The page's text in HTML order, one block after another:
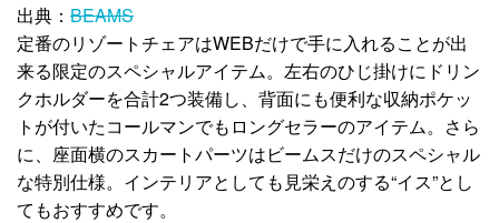
出典： BEAMS
定番のリゾートチェアはWEBだけで手に入れることが出
来る限定のスペシャルアイテム。左右のひじ掛けにドリン
クホルダーを合計2つ装備し、背面にも便利な収納ポケッ
トが付いたコールマンでもロングセラーのアイテム。さら
に、座面横のスカートパーツはビームスだけのスペシャル
な特別仕様。インテリアとしても見栄えのする“イス”とし
てもおすすめです。